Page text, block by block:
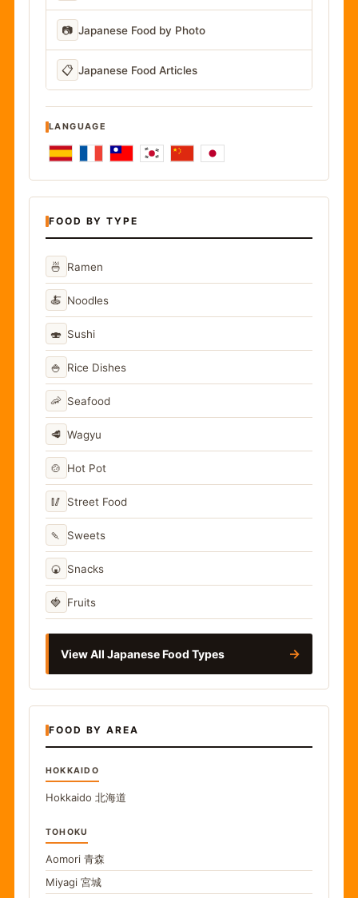
📷 Japanese Food by Photo
📋 Japanese Food Articles
LANGUAGE
FOOD BY TYPE
🍜 Ramen
🍝 Noodles
🍣 Sushi
🍚 Rice Dishes
🦐 Seafood
🥩 Wagyu
🍲 Hot Pot
🥢 Street Food
🍡 Sweets
🍘 Snacks
🍓 Fruits
View All Japanese Food Types →
FOOD BY AREA
HOKKAIDO
Hokkaido 北海道
TOHOKU
Aomori 青森
Miyagi 宮城